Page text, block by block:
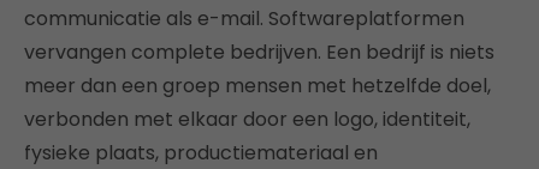
communicatie als e-mail. Softwareplatformen
vervangen complete bedrijven. Een bedrijf is niets
meer dan een groep mensen met hetzelfde doel,
verbonden met elkaar door een logo, identiteit,
fysieke plaats, productiemateriaal en